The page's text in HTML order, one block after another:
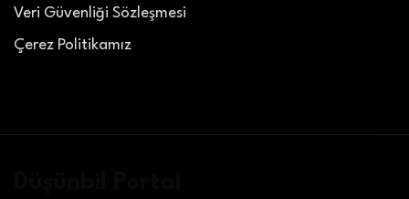
Veri Güvenliği Sözleşmesi
Çerez Politikamız